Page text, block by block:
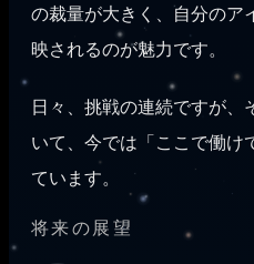
の裁量が大きく、自分のア
映されるのが魅力です。
日々、挑戦の連続ですが、
いて、今では「ここで働け
ています。
将来の展望